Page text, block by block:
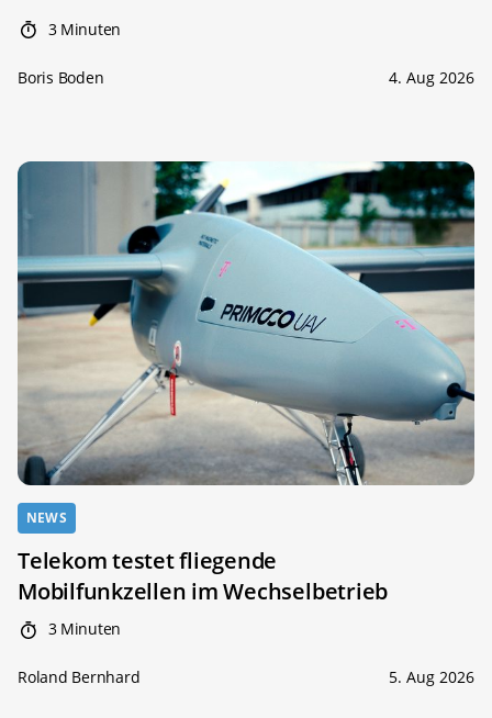
3 Minuten
Boris Boden 4. Aug 2026
NEWS
Telekom testet fliegende
Mobilfunkzellen im Wechselbetrieb
3 Minuten
Roland Bernhard 5. Aug 2026